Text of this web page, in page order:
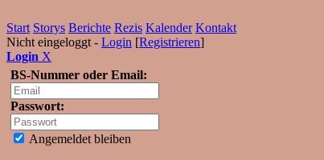
Start Storys Berichte Rezis Kalender Kontakt
Nicht eingeloggt - Login [Registrieren]
Login X
BS-Nummer oder Email:
Passwort:
Angemeldet bleiben